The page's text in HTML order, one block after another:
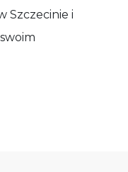
Szczecinie i